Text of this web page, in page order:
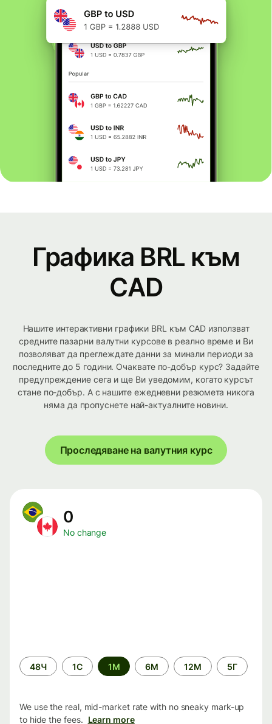
Графика BRL към
CAD
Нашите интерактивни графики BRL към CAD използват
средните пазарни валутни курсове в реално време и Ви
позволяват да преглеждате данни за минали периоди за
последните до 5 години. Очаквате по-добър курс? Задайте
предупреждение сега и ще Ви уведомим, когато курсът
стане по-добър. А с нашите ежедневни резюмета никога
няма да пропуснете най-актуалните новини.
Проследяване на валутния курс
0
No change
Time
period
48Ч 1С 1М 6М 12М 5Г
We use the real, mid-market rate with no sneaky mark-up
to hide the fees. Learn more